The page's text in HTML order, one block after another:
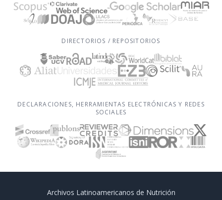
DIRECTORIOS / REPOSITORIOS
DECLARACIONES, HERRAMIENTAS ELECTRÓNICAS Y REDES
SOCIALES
Archivos Latinoamericanos de Nutrición